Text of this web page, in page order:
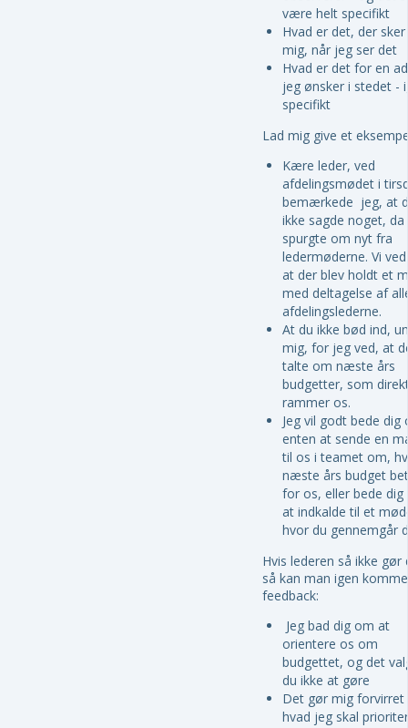
være helt specifikt
Hvad er det, der
mig, når jeg ser det
Hvad er det for en
jeg ønsker i stedet -
specifikt
Lad mig give et
Kære leder, ved
afdelingsmødet i
bemærkede jeg, at
ikke sagde noget, da
spurgte om nyt fra
ledermøderne. Vi
at der blev holdt et
med deltagelse af
afdelingslederne.
At du ikke bød ind,
mig, for jeg ved, at
talte om næste års
budgetter, som
rammer os.
Jeg vil godt bede dig
enten at sende en
til os i teamet om,
næste års budget
for os, eller bede dig
at indkalde til et
hvor du gennemgår
Hvis lederen så ikke gør
så kan man igen
feedback:
Jeg bad dig om at
orientere os om
budgettet, og det
du ikke at gøre
Det gør mig forvirret
hvad jeg skal